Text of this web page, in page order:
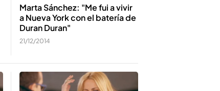
Marta Sánchez: "Me fui a vivir
a Nueva York con el batería de
Duran Duran"
21/12/2014